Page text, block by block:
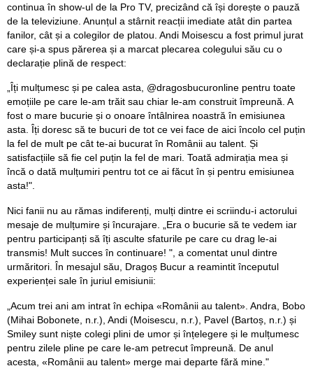
continua în show-ul de la Pro TV, precizând că își dorește o pauză
de la televiziune. Anunțul a stârnit reacții imediate atât din partea
fanilor, cât și a colegilor de platou. Andi Moisescu a fost primul jurat
care și-a spus părerea și a marcat plecarea colegului său cu o
declarație plină de respect:
„Îți mulțumesc și pe calea asta, @dragosbucuronline pentru toate
emoțiile pe care le-am trăit sau chiar le-am construit împreună. A
fost o mare bucurie și o onoare întâlnirea noastră în emisiunea
asta. Îți doresc să te bucuri de tot ce vei face de aici încolo cel puțin
la fel de mult pe cât te-ai bucurat în Românii au talent. Și
satisfacțiile să fie cel puțin la fel de mari. Toată admirația mea și
încă o dată mulțumiri pentru tot ce ai făcut în și pentru emisiunea
asta!".
Nici fanii nu au rămas indiferenți, mulți dintre ei scriindu-i actorului
mesaje de mulțumire și încurajare. „Era o bucurie să te vedem iar
pentru participanți să îți asculte sfaturile pe care cu drag le-ai
transmis! Mult succes în continuare! ", a comentat unul dintre
urmăritori. În mesajul său, Dragoș Bucur a reamintit începutul
experienței sale în juriul emisiunii:
„Acum trei ani am intrat în echipa «Românii au talent». Andra, Bobo
(Mihai Bobonete, n.r.), Andi (Moisescu, n.r.), Pavel (Bartoș, n.r.) și
Smiley sunt niște colegi plini de umor și înțelegere și le mulțumesc
pentru zilele pline pe care le-am petrecut împreună. De anul
acesta, «Românii au talent» merge mai departe fără mine."